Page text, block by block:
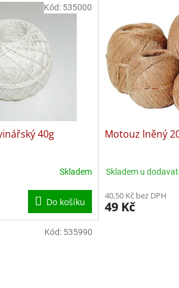
40g
Skladem
Do košíku
Kód: 535000
Motouz lněný
Skladem u
40,50 Kč bez DPH
49 Kč
Kód: 535990